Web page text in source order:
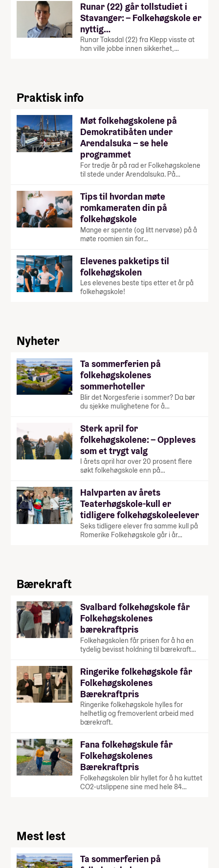
Runar (22) går tollstudiet i
Stavanger: – Folkehøgskole er
nyttig…
Runar Taksdal (22) fra Klepp visste at
han ville jobbe innen sikkerhet,…
Praktisk info
Møt folkehøgskolene på
Demokratibåten under
Arendalsuka – se hele
programmet
For tredje år på rad er Folkehøgskolene
til stede under Arendalsuka. På…
Tips til hvordan møte
romkameraten din på
folkehøgskole
Mange er spente (og litt nervøse) på å
møte roomien sin for…
Elevenes pakketips til
folkehøgskolen
Les elevenes beste tips etter et år på
folkehøgskole!
Nyheter
Ta sommerferien på
folkehøgskolenes
sommerhoteller
Blir det Norgesferie i sommer? Da bør
du sjekke mulighetene for å…
Sterk april for
folkehøgskolene: – Oppleves
som et trygt valg
I årets april har over 20 prosent flere
søkt folkehøgskole enn på…
Halvparten av årets
Teaterhøgskole-kull er
tidligere folkehøgskoleelever
Seks tidligere elever fra samme kull på
Romerike Folkehøgskole går i år…
Bærekraft
Svalbard folkehøgskole får
Folkehøgskolenes
bærekraftpris
Folkehøgskolen får prisen for å ha en
tydelig bevisst holdning til bærekraft…
Ringerike folkehøgskole får
Folkehøgskolenes
Bærekraftpris
Ringerike folkehøgskole hylles for
helhetlig og fremoverlent arbeid med
bærekraft.
Fana folkehøgskule får
Folkehøgskolenes
Bærekraftpris
Folkehøgskolen blir hyllet for å ha kuttet
CO2-utslippene sine med hele 84…
Mest lest
Ta sommerferien på